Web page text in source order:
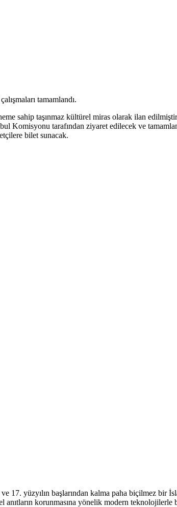
tamamlandı.
sahip taşınmaz kültürel miras olarak ilan
tarafından ziyaret edilecek ve
bilet sunacak.
yüzyılın başlarından kalma paha biçilmez bir
anıtların korunmasına yönelik modern